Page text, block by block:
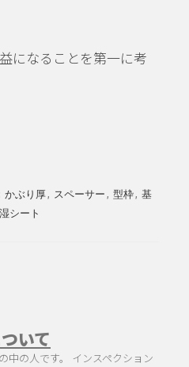
になることを第一に考
かぶり厚, スペーサー , 型枠, 基
シート
いて
中の人です。 インスペクション